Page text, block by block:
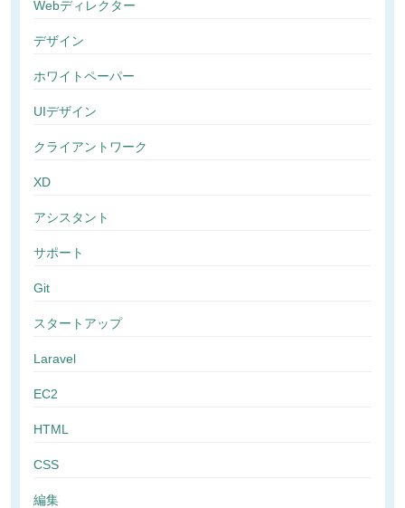
Webディレクター
デザイン
ホワイトペーパー
UIデザイン
クライアントワーク
XD
アシスタント
サポート
Git
スタートアップ
Laravel
EC2
HTML
CSS
編集